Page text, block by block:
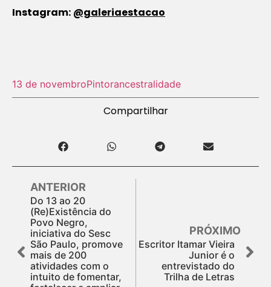
Instagram: @galeriaestacao
13 de novembroPintorancestralidade
Compartilhar
ANTERIOR
Do 13 ao 20
(Re)Existência do
Povo Negro,
iniciativa do Sesc
São Paulo, promove
mais de 200
atividades com o
intuito de fomentar,
PRÓXIMO
Escritor Itamar Vieira
Junior é o
entrevistado do
Trilha de Letras